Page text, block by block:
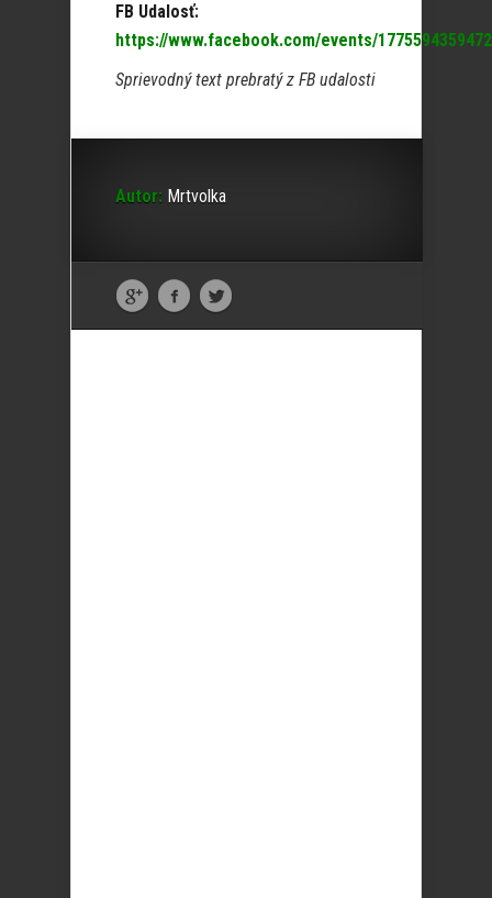
FB Udalosť:
https://www.facebook.com/events/
Sprievodný text prebratý z FB udalosti
Autor: Mrtvolka